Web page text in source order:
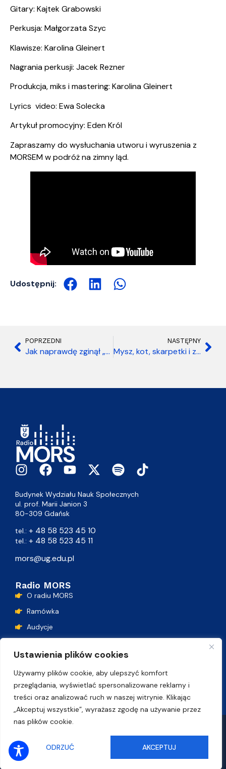
Ustawienia plików cookies
Używamy plików cookie, aby ulepszyć komfort
przeglądania, wyświetlać spersonalizowane reklamy i
treści oraz analizować ruch w naszej witrynie. Klikając
„Akceptuj wszystkie”, wyrażasz zgodę na używanie przez
nas plików cookie.
ODRZUĆ AKCEPTUJ
SŁUCHAJ ONLINE
Gitary: Kajtek Grabowski
Perkusja: Małgorzata Szyc
Klawisze: Karolina Gleinert
Nagrania perkusji: Jacek Rezner
Produkcja, miks i mastering: Karolina Gleinert
Lyrics video: Ewa Solecka
Artykuł promocyjny: Eden Król
Zapraszamy do wysłuchania utworu i wyruszenia z
MORSEM w podróż na zimny ląd.
Udostępnij:
POPRZEDNI
Jak naprawdę zginął „Janek Wiśniewski”? Posłuchaj audycji Gość Radia MORS
NASTĘPNY
Mysz, kot, skarpetki i zawodowcy
Budynek Wydziału Nauk Społecznych
ul. prof. Marii Janion 3
80-309 Gdańsk
tel.: + 48 58 523 45 10
tel.: + 48 58 523 45 11
mors@ug.edu.pl
Radio MORS
O radiu MORS
Ramówka
Audycje
Lista przebojów
Kontakt